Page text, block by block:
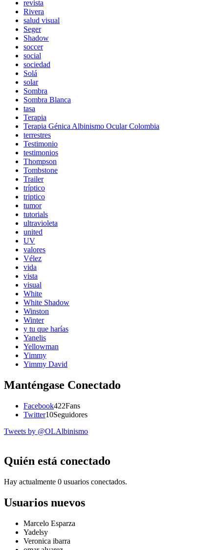
revista
Rivera
salud visual
Seger
Shadow
soccer
social
sociedad
Solá
solar
Sombra
Sombra Blanca
tasa
Terapia
Terapia Génica Albinismo Ocular Colombia
terrestres
Testimonio
testimonios
Thompson
Tombstone
Trailer
tríptico
triptico
tumor
tutorials
ultravioleta
united
UV
valores
Vélez
vida
vista
visual
White
White Shadow
Winston
Winter
y tu que harías
Yanelis
Yellowman
Yimmy
Yimmy David
Manténgase Conectado
Facebook422Fans
Twitter10Seguidores
Tweets by @OLAlbinismo
Quién está conectado
Hay actualmente 0 usuarios conectados.
Usuarios nuevos
Marcelo Esparza
Yadelsy
Veronica ibarra